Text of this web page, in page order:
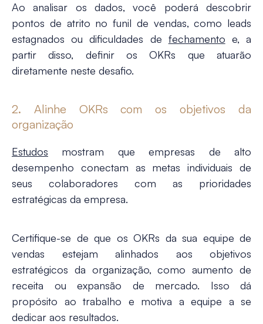
Ao analisar os dados, você poderá descobrir
pontos de atrito no funil de vendas, como leads
estagnados ou dificuldades de fechamento e, a
partir disso, definir os OKRs que atuarão
diretamente neste desafio.
2. Alinhe OKRs com os objetivos da
organização
Estudos mostram que empresas de alto
desempenho conectam as metas individuais de
seus colaboradores com as prioridades
estratégicas da empresa.
Certifique-se de que os OKRs da sua equipe de
vendas estejam alinhados aos objetivos
estratégicos da organização, como aumento de
receita ou expansão de mercado. Isso dá
propósito ao trabalho e motiva a equipe a se
dedicar aos resultados.